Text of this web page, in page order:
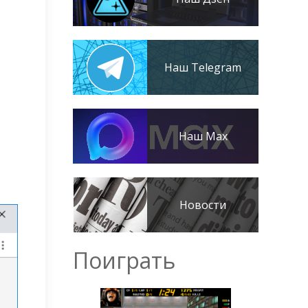
Наш Telegram
Наш Max
Новости
Поиграть